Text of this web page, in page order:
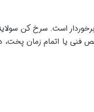
فنی یا اتمام زمان پخت،